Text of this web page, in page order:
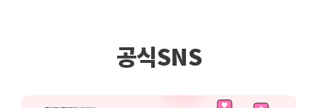
공식SNS